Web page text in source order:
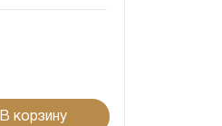
В корзину